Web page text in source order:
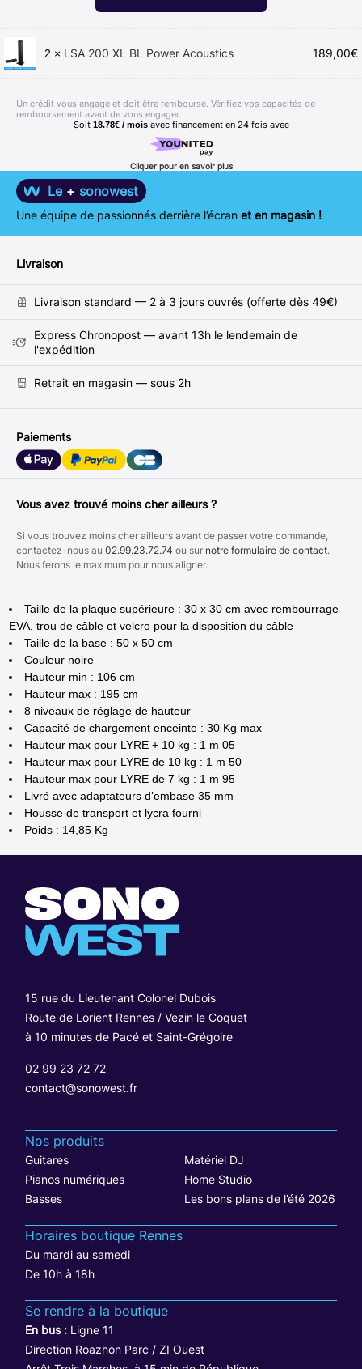
2 × LSA 200 XL BL Power Acoustics 189,00€
Soit 18.78€ / mois avec financement en 24 fois avec
Cliquer pour en savoir plus
Un crédit vous engage et doit être remboursé. Vérifiez vos capacités de
remboursement avant de vous engager.
Le + sonowest
Une équipe de passionnés derrière l’écran et en magasin !
Livraison
Livraison standard — 2 à 3 jours ouvrés (offerte dès 49€)
Express Chronopost — avant 13h le lendemain de
l'expédition
Retrait en magasin — sous 2h
Paiements
Vous avez trouvé moins cher ailleurs ?
Si vous trouvez moins cher ailleurs avant de passer votre commande,
contactez-nous au 02.99.23.72.74 ou sur notre formulaire de contact.
Nous ferons le maximum pour nous aligner.
Taille de la plaque supérieure : 30 x 30 cm avec rembourrage
EVA, trou de câble et velcro pour la disposition du câble
Taille de la base : 50 x 50 cm
Couleur noire
Hauteur min : 106 cm
Hauteur max : 195 cm
8 niveaux de réglage de hauteur
Capacité de chargement enceinte : 30 Kg max
Hauteur max pour LYRE + 10 kg : 1 m 05
Hauteur max pour LYRE de 10 kg : 1 m 50
Hauteur max pour LYRE de 7 kg : 1 m 95
Livré avec adaptateurs d’embase 35 mm
Housse de transport et lycra fourni
Poids : 14,85 Kg
15 rue du Lieutenant Colonel Dubois
Route de Lorient Rennes / Vezin le Coquet
à 10 minutes de Pacé et Saint-Grégoire
02 99 23 72 72
contact@sonowest.fr
Nos produits
Guitares
Matériel DJ
Pianos numériques
Home Studio
Basses
Les bons plans de l’été 2026
Horaires boutique Rennes
Du mardi au samedi
De 10h à 18h
Se rendre à la boutique
En bus : Ligne 11
Direction Roazhon Parc / ZI Ouest